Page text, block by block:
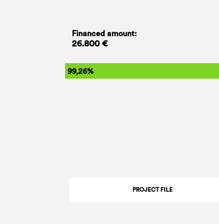
Financed amount:
26.800 €
99,26%
PROJECT FILE